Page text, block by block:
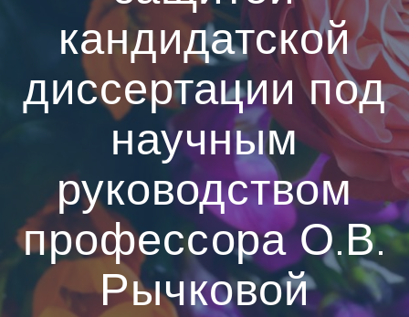
кандидатской
диссертации под
научным
руководством
профессора О.В.
Рычковой